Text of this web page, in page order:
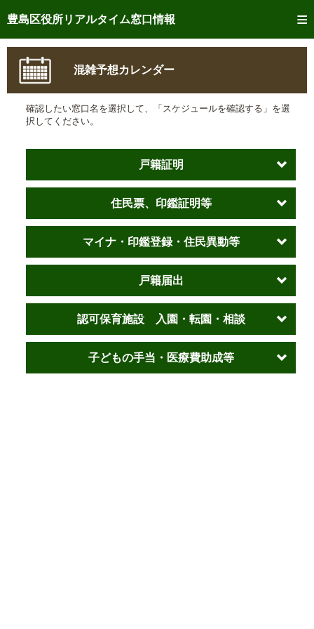
豊島区役所リアルタイム窓口情報
トップページへ
ご利用方法
事前予約
予約状況確認
交付状況確認
混雑予想カレンダー
混雑予想カレンダー
確認したい窓口名を選択して、「スケジュールを確認する」を選
択してください。
戸籍証明
住民票、印鑑証明等
マイナ・印鑑登録・住民異動等
戸籍届出
認可保育施設 入園・転園・相談
子どもの手当・医療費助成等